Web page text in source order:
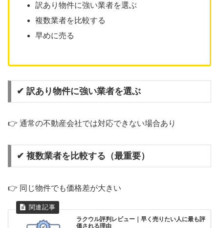
訳あり物件に強い業者を選ぶ
複数業者を比較する
早めに売る
✔ 訳あり物件に強い業者を選ぶ
👉 通常の不動産会社では対応できない場合あり
✔ 複数業者を比較する（最重要）
👉 同じ物件でも価格差が大きい
ラクウル評判レビュー｜早く売りたい人に最も評
価される理由